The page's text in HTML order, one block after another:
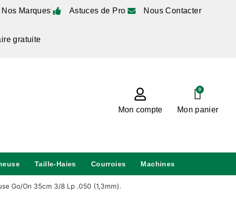
Nos Marques Astuces de Pro Nous Contacter
gratuite
Mon compte
0
Mon panier
Taille-Haies Courroies Machines
Go/On 35cm 3/8 Lp .050 (1,3mm).